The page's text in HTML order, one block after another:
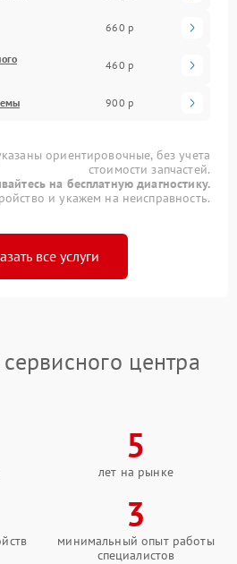
660 р
460 р
900 р
ориентировочные, без учета
стоимости запчастей.
на бесплатную диагностику.
и укажем на неисправность.
все услуги
центра
5
лет на рынке
3
минимальный опыт работы
специалистов